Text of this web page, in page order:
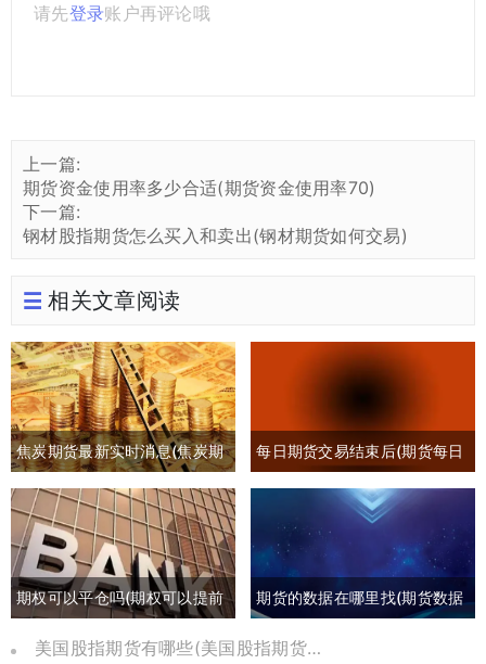
请先登录账户再评论哦
上一篇:
期货资金使用率多少合适(期货资金使用率70)
下一篇:
钢材股指期货怎么买入和卖出(钢材期货如何交易)
相关文章阅读
焦炭期货最新实时消息(焦炭期
货最新行情分析)
每日期货交易结束后(期货每日
交易时间)
期权可以平仓吗(期权可以提前
平仓吗有盈利吗)
期货的数据在哪里找(期货数据
哪里可以找)
美国股指期货有哪些(美国股指期货是哪个交易所)